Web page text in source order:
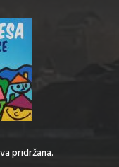
pridržana.